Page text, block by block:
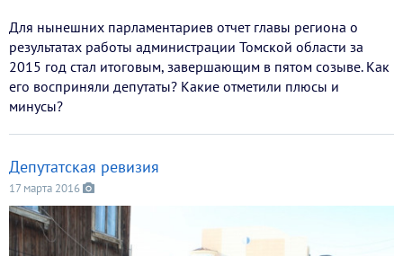
Для нынешних парламентариев отчет главы региона о
результатах работы администрации Томской области за
2015 год стал итоговым, завершающим в пятом созыве. Как
его восприняли депутаты? Какие отметили плюсы и
минусы?
Депутатская ревизия
17 марта 2016